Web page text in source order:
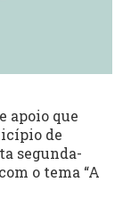
apoio que
de
segunda-
o tema “A